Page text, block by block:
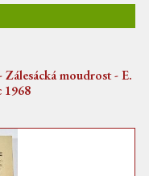
moudrost - E.
1968